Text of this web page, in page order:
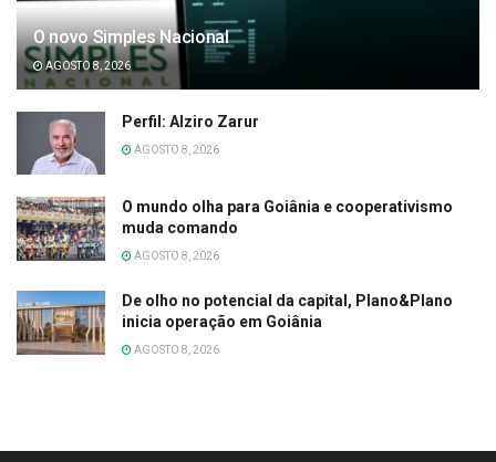
O novo Simples Nacional
AGOSTO 8, 2026
Perfil: Alziro Zarur
AGOSTO 8, 2026
O mundo olha para Goiânia e cooperativismo
muda comando
AGOSTO 8, 2026
De olho no potencial da capital, Plano&Plano
inicia operação em Goiânia
AGOSTO 8, 2026